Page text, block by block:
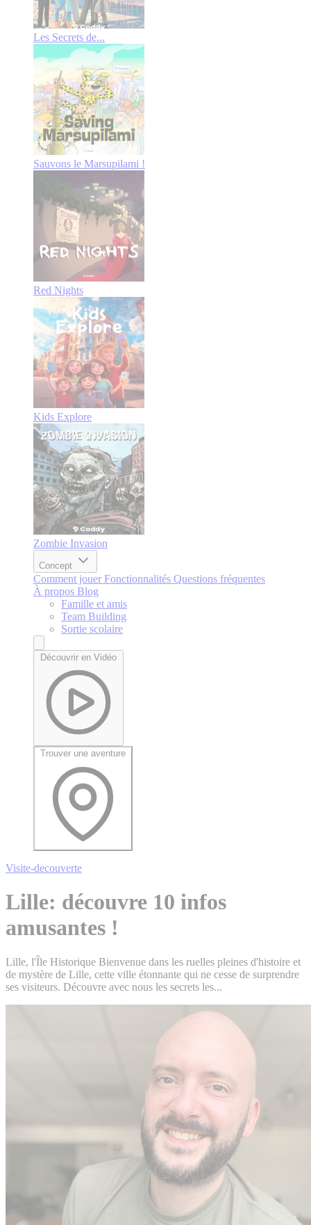
Les Secrets de...
Sauvons le Marsupilami !
Red Nights
Kids Explore
Zombie Invasion
Concept
Comment jouer Fonctionnalités Questions fréquentes
À propos Blog
Famille et amis
Team Building
Sortie scolaire
Découvrir en Vidéo
Trouver une aventure
Visite-decouverte
Lille: découvre 10 infos
amusantes !
Lille, l'Île Historique Bienvenue dans les ruelles pleines d'histoire et
de mystère de Lille, cette ville étonnante qui ne cesse de surprendre
ses visiteurs. Découvre avec nous les secrets les...